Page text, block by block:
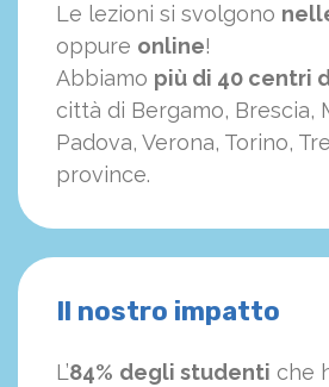
Le lezioni si svolgono
oppure online!
Abbiamo più di 40 centri
città di Bergamo, Brescia,
Padova, Verona, Torino,
province.
Il nostro impatto
L’84% degli studenti che